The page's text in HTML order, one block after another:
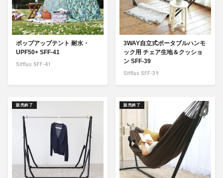
ポップアップテント 耐水・
UPF50+ SFF-41
Sifflus SFF-41
3WAY自立式ポータブルハンモ
ック用 チェア生地＆クッショ
ン SFF-39
Sifflus SFF-39
販売終了 販売終了